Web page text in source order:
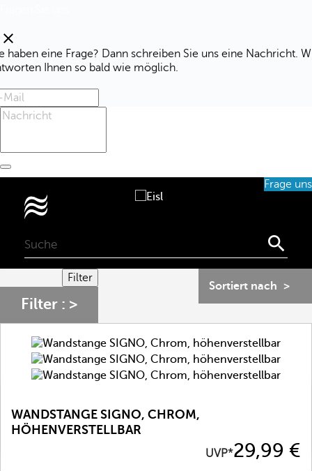
clear
haben eine Frage? Dann schreiben Sie uns eine Nachricht.
Ihnen so bald wie möglich.
Frage uns

Filter
Filter :
Sortiert nach
WANDSTANGE SIGNO, CHROM,
HÖHENVERSTELLBAR
Preis
UVP*29,99 €